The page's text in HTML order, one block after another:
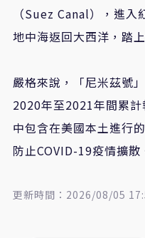
（Suez Canal），進
地中海返回大西洋，踏
嚴格來說，「尼米茲號
2020年至2021年間累
中包含在美國本土進行
防止COVID-19疫情擴散
更新時間：2026/08/05